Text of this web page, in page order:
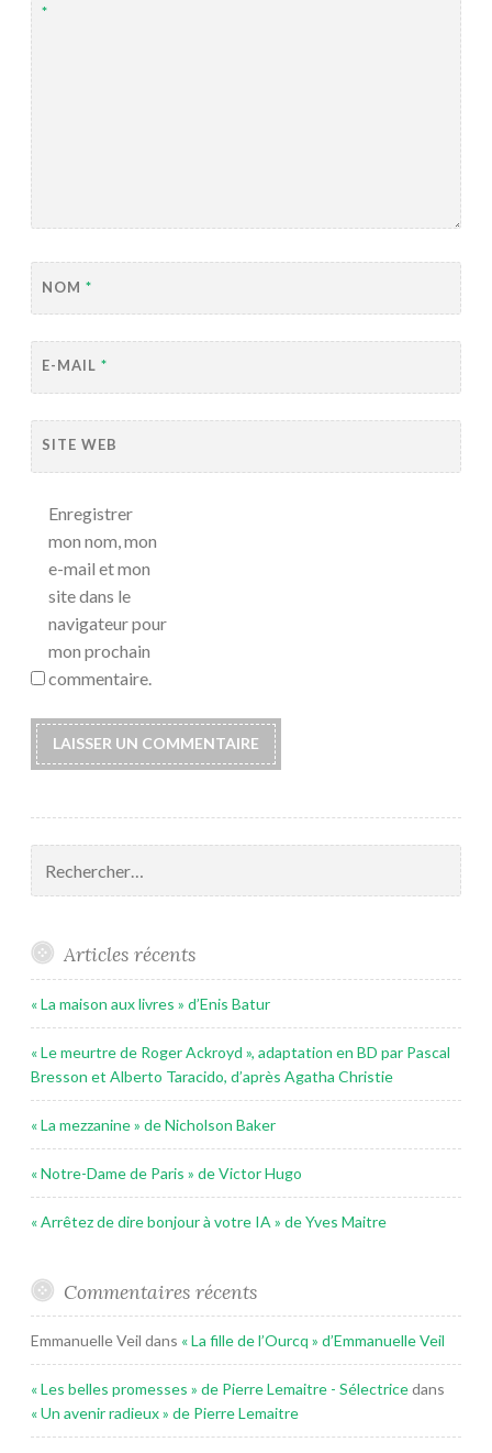
*
NOM *
E-MAIL *
SITE WEB
Enregistrer
mon nom, mon
e-mail et mon
site dans le
navigateur pour
mon prochain
commentaire.
Articles récents
« La maison aux livres » d’Enis Batur
« Le meurtre de Roger Ackroyd », adaptation en BD par Pascal
Bresson et Alberto Taracido, d’après Agatha Christie
« La mezzanine » de Nicholson Baker
« Notre-Dame de Paris » de Victor Hugo
« Arrêtez de dire bonjour à votre IA » de Yves Maitre
Commentaires récents
Emmanuelle Veil dans « La fille de l’Ourcq » d’Emmanuelle Veil
« Les belles promesses » de Pierre Lemaitre - Sélectricedans
« Un avenir radieux » de Pierre Lemaitre